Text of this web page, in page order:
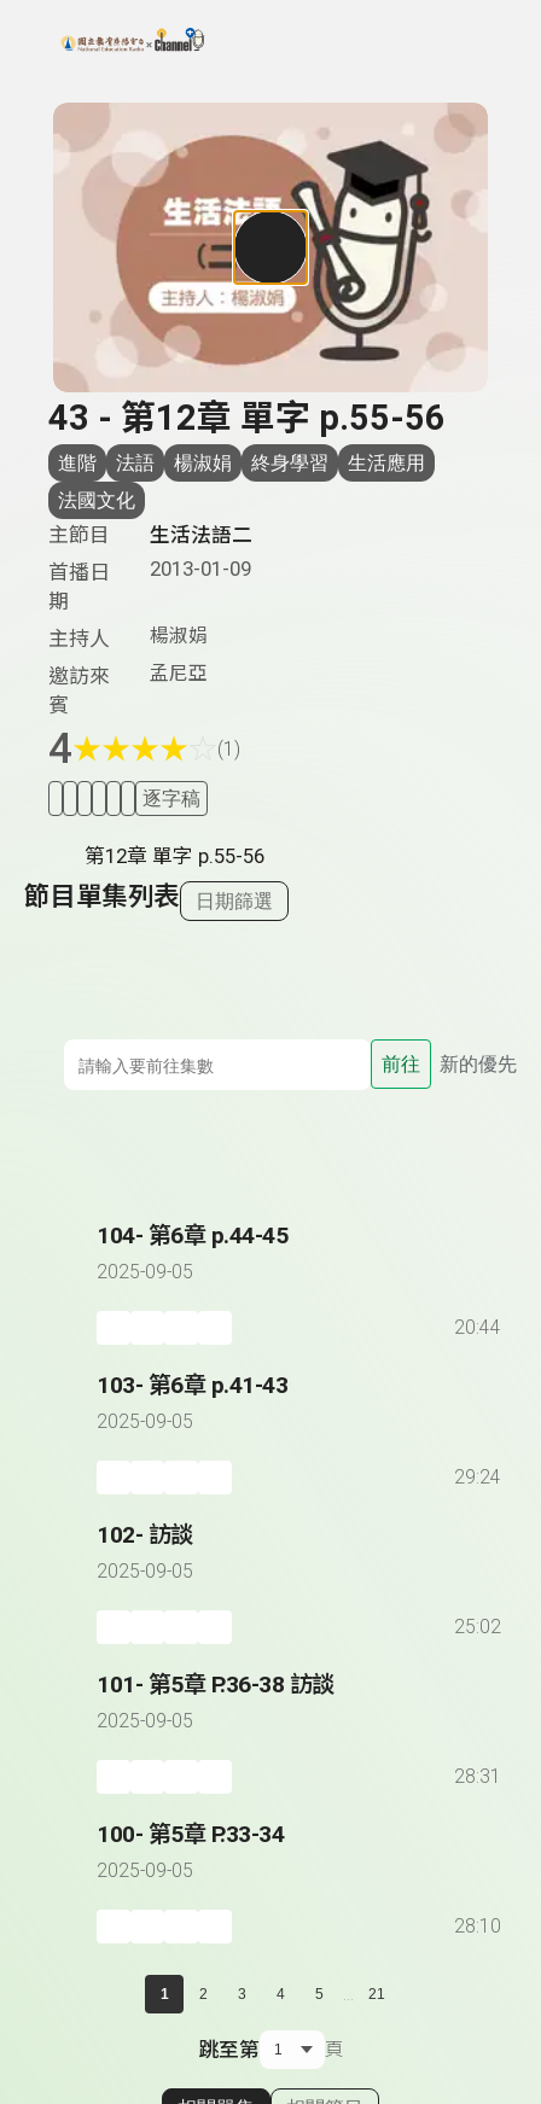
上方功能區塊
搜尋關鍵字：可輸入節目名稱、主持人或關鍵字
43 - 第12章 單字 p.55-56
進階 法語 楊淑娟 終身學習
生活應用
法國文化
主節目
生活法語二
首播日
期
2013-01-09
主持人 楊淑娟
邀訪來
賓
孟尼亞
4★★★★ (1)
逐字稿
第12章 單字 p.55-56
節目單集列表 日期篩選
前往 新的優先
104- 第6章 p.44-45
2025-09-05
20:44
103- 第6章 p.41-43
2025-09-05
29:24
102- 訪談
2025-09-05
25:02
101- 第5章 P.36-38 訪談
2025-09-05
28:31
100- 第5章 P.33-34
2025-09-05
28:10
1 2 3 4 5 ... 21
跳至第 頁